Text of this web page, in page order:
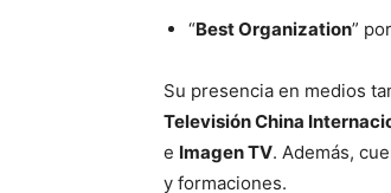
“Best Organization”
Su presencia en medios
Televisión China
e Imagen TV. Además,
y formaciones.